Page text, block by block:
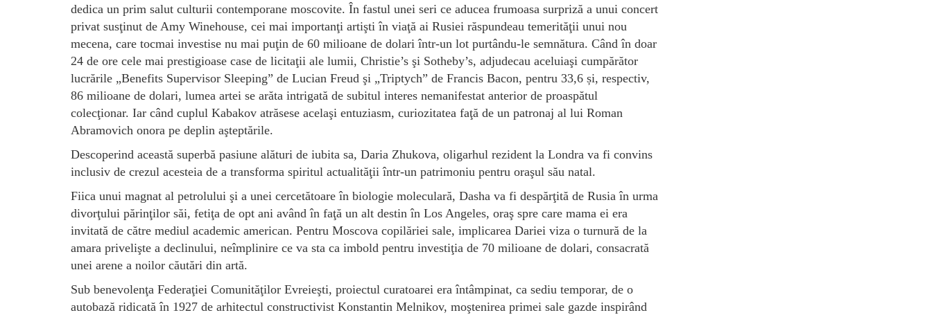
dedica un prim salut culturii contemporane moscovite. În fastul unei seri ce aducea frumoasa surpriză a unui concert
privat susţinut de Amy Winehouse, cei mai importanţi artişti în viaţă ai Rusiei răspundeau temerităţii unui nou
mecena, care tocmai investise nu mai puţin de 60 milioane de dolari într-un lot purtându-le semnătura. Când în doar
24 de ore cele mai prestigioase case de licitaţii ale lumii, Christie’s şi Sotheby’s, adjudecau aceluiaşi cumpărător
lucrările „Benefits Supervisor Sleeping” de Lucian Freud şi „Triptych” de Francis Bacon, pentru 33,6 și, respectiv,
86 milioane de dolari, lumea artei se arăta intrigată de subitul interes nemanifestat anterior de proaspătul
colecţionar. Iar când cuplul Kabakov atrăsese acelaşi entuziasm, curiozitatea faţă de un patronaj al lui Roman
Abramovich onora pe deplin aşteptările.
Descoperind această superbă pasiune alături de iubita sa, Daria Zhukova, oligarhul rezident la Londra va fi convins
inclusiv de crezul acesteia de a transforma spiritul actualităţii într-un patrimoniu pentru oraşul său natal.
Fiica unui magnat al petrolului şi a unei cercetătoare în biologie moleculară, Dasha va fi despărţită de Rusia în urma
divorţului părinţilor săi, fetiţa de opt ani având în faţă un alt destin în Los Angeles, oraş spre care mama ei era
invitată de către mediul academic american. Pentru Moscova copilăriei sale, implicarea Dariei viza o turnură de la
amara privelişte a declinului, neîmplinire ce va sta ca imbold pentru investiţia de 70 milioane de dolari, consacrată
unei arene a noilor căutări din artă.
Sub benevolenţa Federaţiei Comunităţilor Evreieşti, proiectul curatoarei era întâmpinat, ca sediu temporar, de o
autobază ridicată în 1927 de arhitectul constructivist Konstantin Melnikov, moştenirea primei sale gazde inspirând